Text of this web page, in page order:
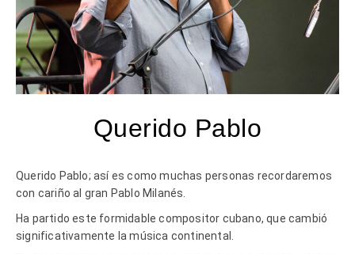
Querido Pablo
Querido Pablo; así es como muchas personas recordaremos
con cariño al gran Pablo Milanés.
Ha partido este formidable compositor cubano, que cambió
significativamente la música continental.